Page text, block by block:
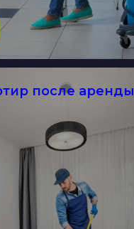
после аренды